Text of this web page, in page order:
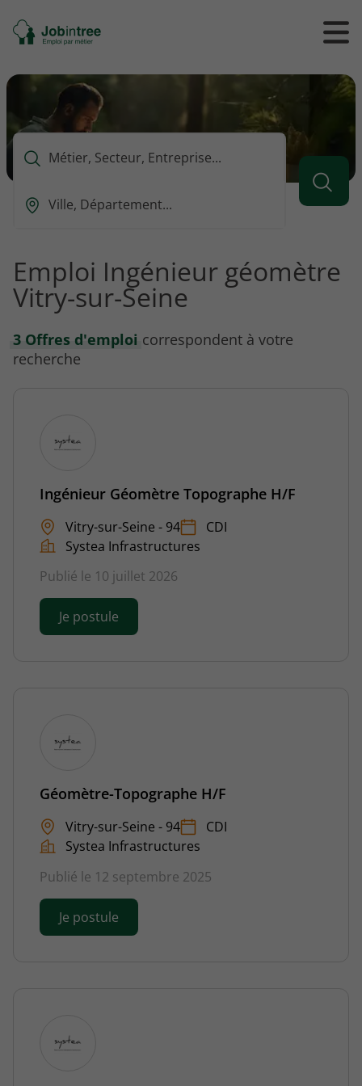
Se
rendre
l'accueil
Ouvrir
/
le
Que
vous
rechercher
Ou
vous
voulez
rechercher
Emploi Ingénieur géomètre
Vitry-sur-Seine
3 Offres d'emploi correspondent à votre
recherche
Ingénieur Géomètre Topographe H/F
Vitry-sur-Seine - 94
CDI
Systea Infrastructures
Publié le 10 juillet 2026
Je postule
Géomètre-Topographe H/F
Vitry-sur-Seine - 94
CDI
Systea Infrastructures
Publié le 12 septembre 2025
Je postule